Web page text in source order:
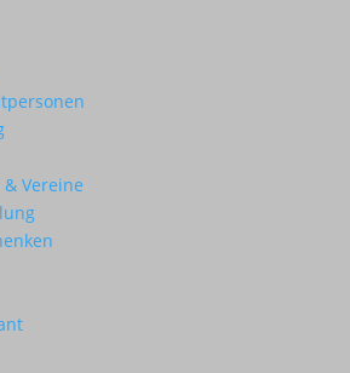
Vereine